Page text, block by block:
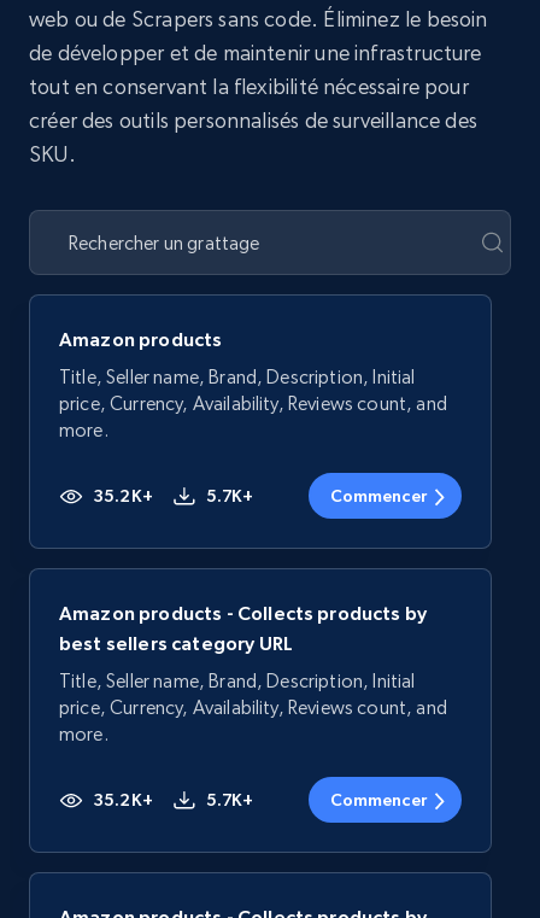
web ou de Scrapers sans code. Éliminez le besoin
de développer et de maintenir une infrastructure
tout en conservant la flexibilité nécessaire pour
créer des outils personnalisés de surveillance des
SKU.
Amazon products
Title, Seller name, Brand, Description, Initial
price, Currency, Availability, Reviews count, and
more.
35.2K+ 5.7K+ Commencer
Amazon products - Collects products by
best sellers category URL
Title, Seller name, Brand, Description, Initial
price, Currency, Availability, Reviews count, and
more.
35.2K+ 5.7K+ Commencer